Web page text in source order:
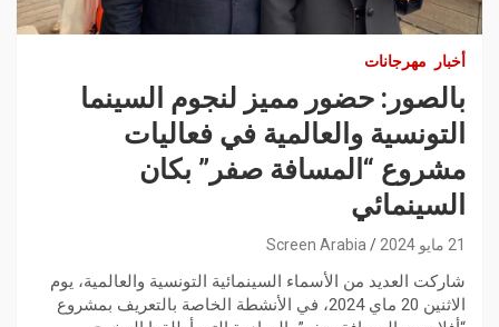
أخبار مهرجانات
بالصور: حضور مميز لنجوم السينما
التونسية والعالمية في فعاليات
مشروع “المسافة صفر” بكان
السينمائي
21 مايو 2024 Screen Arabia
شاركت العديد من الأسماء السينمائية التونسية والعالمية، يوم
الاثنين 20 ماي 2024، في الأنشطة الخاصة بالتعريف بمشروع